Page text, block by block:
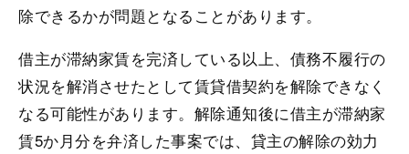
除できるかが問題となることがあります。
借主が滞納家賃を完済している以上、債務不履行の
状況を解消させたとして賃貸借契約を解除できなく
なる可能性があります。解除通知後に借主が滞納家
賃5か月分を弁済した事案では、貸主の解除の効力